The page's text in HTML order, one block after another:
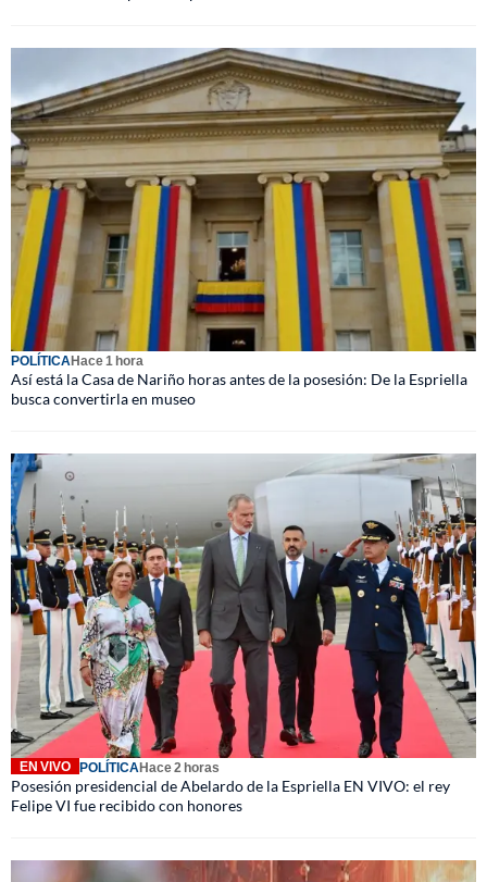
POLÍTICAHace 1 hora
Así está la Casa de Nariño horas antes de la posesión: De la Espriella
busca convertirla en museo
EN VIVO POLÍTICAHace 2 horas
Posesión presidencial de Abelardo de la Espriella EN VIVO: el rey
Felipe VI fue recibido con honores